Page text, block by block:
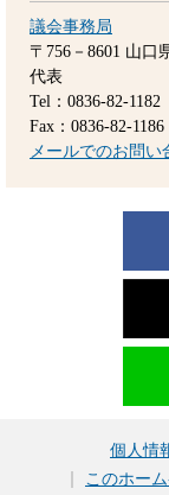
議会事務局
〒756－8601 山口
代表
Tel：0836-82-1182
Fax：0836-82-1186
メールでのお問い
個人情
このホー